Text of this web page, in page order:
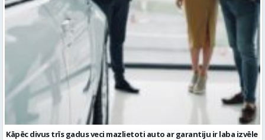
Kāpēc divus trīs gadus veci mazlietoti auto ar garantiju ir laba izvēle